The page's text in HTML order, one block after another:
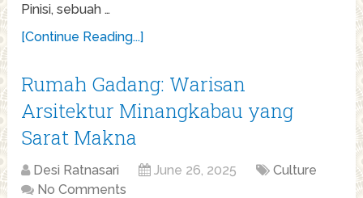
Pinisi, sebuah …
[Continue Reading...]
Rumah Gadang: Warisan
Arsitektur Minangkabau yang
Sarat Makna
Desi Ratnasari June 26, 2025
Culture
No Comments